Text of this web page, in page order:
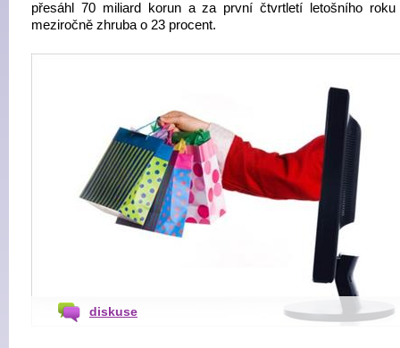
přesáhl 70 miliard korun a za první čtvrtletí letošního roku
meziročně zhruba o 23 procent.
diskuse